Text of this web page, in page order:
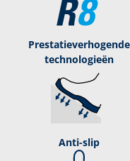
Prestatieverhogende
technologieën
Anti-slip